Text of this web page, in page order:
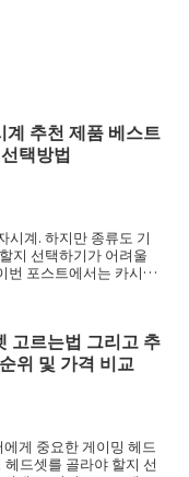
계 추천 제품 베스트
택방법
시계. 하지만 종류도 기
지 선택하기가 어려울
번 포스트에서는 카시오
고르는법 그리고 추
위 및 가격 비교
게 중요한 게이밍 헤드
드셋를 골라야 할지 선